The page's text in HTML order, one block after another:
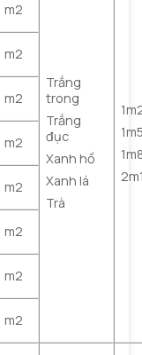
Trắng
trong
Trắng
đục
Xanh hồ
Xanh lá
Trà
m2
m2
m2
m2
m2
m2
m2
m2